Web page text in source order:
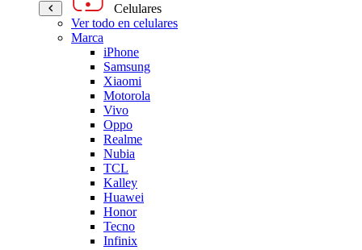
Celulares
Ver todo en celulares
Marca
iPhone
Samsung
Xiaomi
Motorola
Vivo
Oppo
Realme
Nubia
TCL
Kalley
Huawei
Honor
Tecno
Infinix